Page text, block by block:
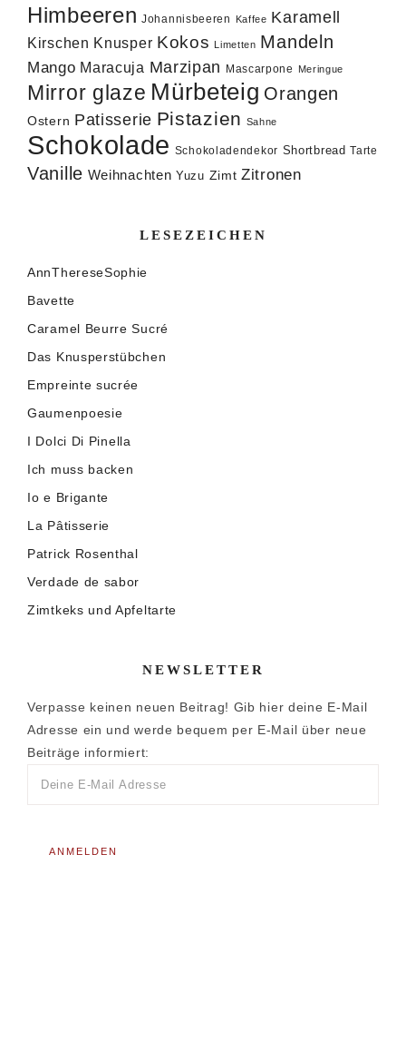
Himbeeren Johannisbeeren Kaffee Karamell
Kirschen Knusper Kokos Limetten Mandeln
Mango Maracuja Marzipan Mascarpone Meringue
Mirror glaze Mürbeteig Orangen
Ostern Patisserie Pistazien Sahne
Schokolade Schokoladendekor Shortbread Tarte
Vanille Weihnachten Yuzu Zimt Zitronen
LESEZEICHEN
AnnThereseSophie
Bavette
Caramel Beurre Sucré
Das Knusperstübchen
Empreinte sucrée
Gaumenpoesie
I Dolci Di Pinella
Ich muss backen
Io e Brigante
La Pâtisserie
Patrick Rosenthal
Verdade de sabor
Zimtkeks und Apfeltarte
NEWSLETTER
Verpasse keinen neuen Beitrag! Gib hier deine E-Mail
Adresse ein und werde bequem per E-Mail über neue
Beiträge informiert: